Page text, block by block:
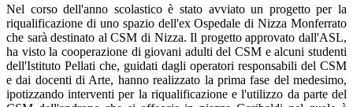
Nel corso dell'anno scolastico è stato avviato un progetto per la
riqualificazione di uno spazio dell'ex Ospedale di Nizza Monferrato
che sarà destinato al CSM di Nizza. Il progetto approvato dall'ASL,
ha visto la cooperazione di giovani adulti del CSM e alcuni studenti
dell'Istituto Pellati che, guidati dagli operatori responsabili del CSM
e dai docenti di Arte, hanno realizzato la prima fase del medesimo,
ipotizzando interventi per la riqualificazione e l'utilizzo da parte del